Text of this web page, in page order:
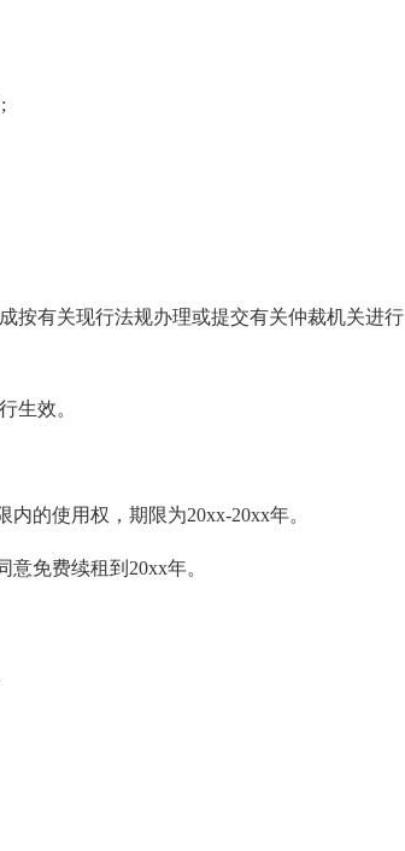
按有关现行法规办理或提交有关仲裁机关进行
生效。
的使用权，期限为20xx-20xx年。
免费续租到20xx年。